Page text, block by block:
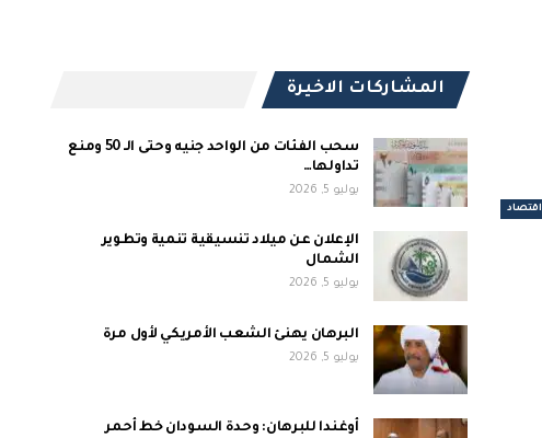
اقتصاد
المشاركات الاخيرة
سحب الفئات من الواحد جنيه وحتى الـ 50 ومنع
تداولها…
يوليو 5, 2026
الإعلان عن ميلاد تنسيقية تنمية وتطوير
الشمال
يوليو 5, 2026
البرهان يهنئ الشعب الأمريكي لأول مرة
يوليو 5, 2026
أوغندا للبرهان: وحدة السودان خط أحمر